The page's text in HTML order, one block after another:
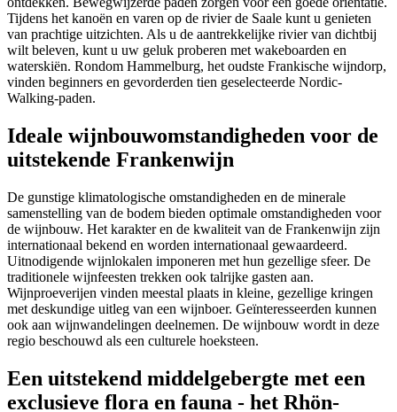
Tijdens het kanoën en varen op de rivier de Saale kunt u genieten
van prachtige uitzichten. Als u de aantrekkelijke rivier van dichtbij
wilt beleven, kunt u uw geluk proberen met wakeboarden en
waterskiën. Rondom Hammelburg, het oudste Frankische wijndorp,
vinden beginners en gevorderden tien geselecteerde Nordic-
Walking-paden.
Ideale wijnbouwomstandigheden voor de
uitstekende Frankenwijn
De gunstige klimatologische omstandigheden en de minerale
samenstelling van de bodem bieden optimale omstandigheden voor
de wijnbouw. Het karakter en de kwaliteit van de Frankenwijn zijn
internationaal bekend en worden internationaal gewaardeerd.
Uitnodigende wijnlokalen imponeren met hun gezellige sfeer. De
traditionele wijnfeesten trekken ook talrijke gasten aan.
Wijnproeverijen vinden meestal plaats in kleine, gezellige kringen
met deskundige uitleg van een wijnboer. Geïnteresseerden kunnen
ook aan wijnwandelingen deelnemen. De wijnbouw wordt in deze
regio beschouwd als een culturele hoeksteen.
Een uitstekend middelgebergte met een
exclusieve flora en fauna - het Rhön-